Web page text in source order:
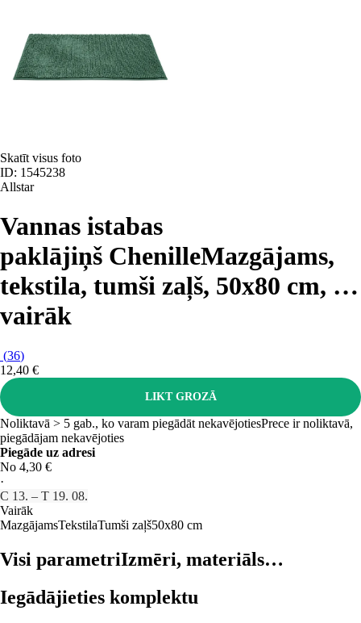
Skatīt visus foto
ID: 1545238
Allstar
Vannas istabas
paklājiņš ChenilleMazgājams,
tekstila, tumši zaļš, 50x80 cm, …
vairāk
(36)
12,40 €
LIKT GROZĀ
Noliktavā > 5 gab., ko varam piegādāt nekavējotiesPrece ir noliktavā,
piegādājam nekavējoties
Piegāde uz adresi
No 4,30 €
·
C 13. – T 19. 08.
Vairāk
MazgājamsTekstilaTumši zaļš50x80 cm
Visi parametriIzmēri, materiāls…
Iegādājieties komplektu